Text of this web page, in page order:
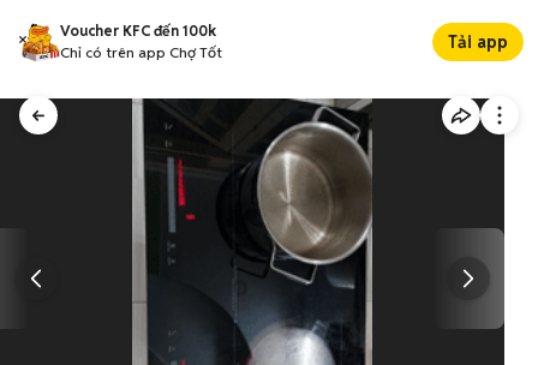
Voucher KFC đến 100k
Chỉ có trên app Chợ Tốt
Tải app